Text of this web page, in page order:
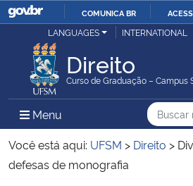
IR
COMUNICA BR
Ministério da Justiça e Segurança Pública
Ministério da Defesa
Ministério das Relações Exteriores
LANGUAGES INTERNATIONAL
Direito
Curso de Graduação – Campus
Menu Menu Principal do Sítio
Busca
Busca:
Você está aqui: UFSM > Direito >
defesas de monografia